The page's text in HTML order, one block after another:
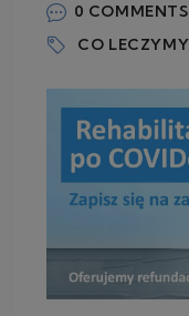
0 COMMENTS
CO